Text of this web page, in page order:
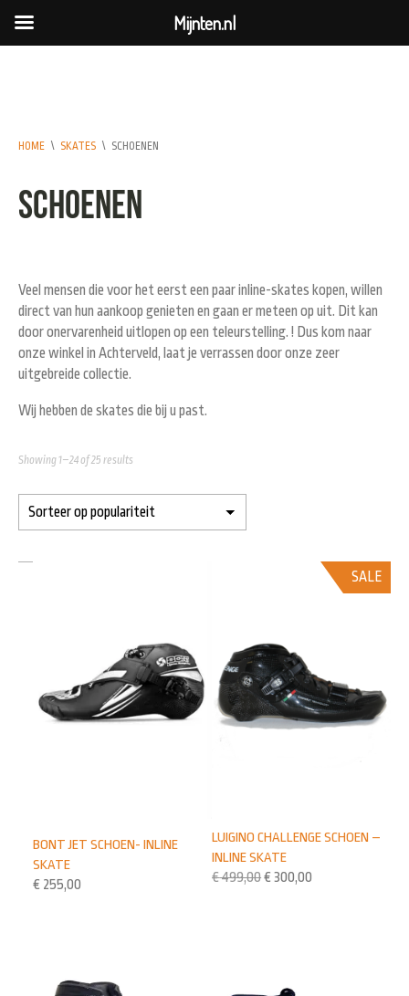
HOME \ SKATES \ SCHOENEN
Schoenen
Veel mensen die voor het eerst een paar inline-skates kopen, willen
direct van hun aankoop genieten en gaan er meteen op uit. Dit kan
door onervarenheid uitlopen op een teleurstelling. ! Dus kom naar
onze winkel in Achterveld, laat je verrassen door onze zeer
uitgebreide collectie.
Wij hebben de skates die bij u past.
Showing 1–24 of 25 results
SALE
LUIGINO CHALLENGE SCHOEN –
INLINE SKATE
€499,00€ 300,00
BONT JET SCHOEN- INLINE
SKATE
€ 255,00
Mijnten.nl